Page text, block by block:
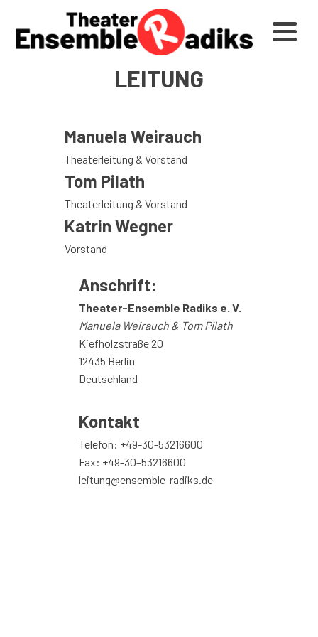
LEITUNG
Manuela Weirauch
Theaterleitung & Vorstand
Tom Pilath
Theaterleitung & Vorstand
Katrin Wegner
Vorstand
Anschrift:
Theater-Ensemble Radiks e. V.
Manuela Weirauch & Tom Pilath
Kiefholzstraße 20
12435 Berlin
Deutschland
Kontakt
Telefon: +49-30-53216600
Fax: +49-30–53216600
leitung@ensemble-radiks.de